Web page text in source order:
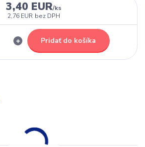
3,40 EUR/ks
2,76 EUR bez DPH
Pridať do košíka